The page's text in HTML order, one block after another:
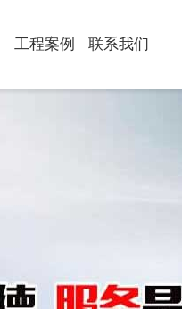
工程案例 联系我们